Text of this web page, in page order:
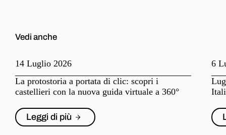
Vedi anche
14 Luglio 2026
La protostoria a portata di clic: scopri i
castellieri con la nuova guida virtuale a 360°
Leggi di più
6